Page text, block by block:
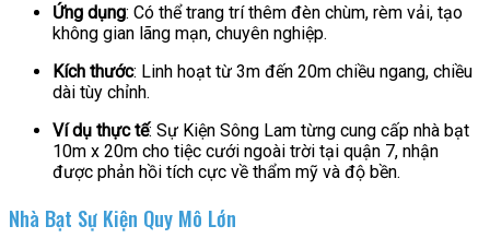
Ứng dụng: Có thể trang trí thêm đèn chùm, rèm vải, tạo
không gian lãng mạn, chuyên nghiệp.
Kích thước: Linh hoạt từ 3m đến 20m chiều ngang, chiều
dài tùy chỉnh.
Ví dụ thực tế: Sự Kiện Sông Lam từng cung cấp nhà bạt
10m x 20m cho tiệc cưới ngoài trời tại quận 7, nhận
được phản hồi tích cực về thẩm mỹ và độ bền.
Nhà Bạt Sự Kiện Quy Mô Lớn